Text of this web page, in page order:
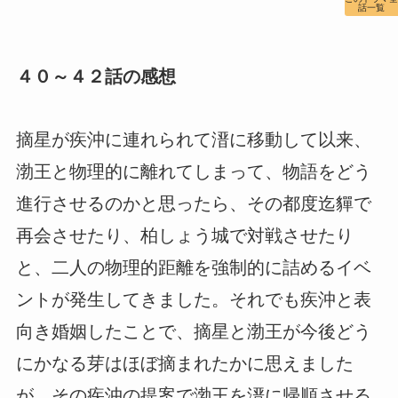
４０～４２話の感想
摘星が疾沖に連れられて溍に移動して以来、
渤王と物理的に離れてしまって、物語をどう
進行させるのかと思ったら、その都度迄貚で
再会させたり、柏しょう城で対戦させたり
と、二人の物理的距離を強制的に詰めるイベ
ントが発生してきました。それでも疾沖と表
向き婚姻したことで、摘星と渤王が今後どう
にかなる芽はほぼ摘まれたかに思えました
話一覧